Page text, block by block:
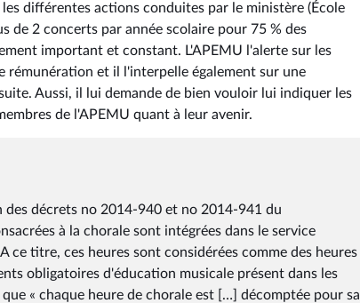
différentes actions conduites par le ministère (École
de 2 concerts par année scolaire pour 75 % des
important et constant. L'APEMU l'alerte sur les
rémunération et il l'interpelle également sur une
Aussi, il lui demande de bien vouloir lui indiquer les
de l'APEMU quant à leur avenir.
décrets no 2014-940 et no 2014-941 du
à la chorale sont intégrées dans le service
ce titre, ces heures sont considérées comme des heures
obligatoires d'éducation musicale présent dans les
« chaque heure de chorale est […] décomptée pour sa